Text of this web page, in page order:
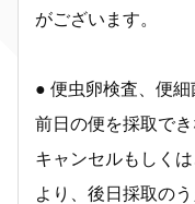
がございます。
● 便虫卵検査、便
前日の便を採取でき
キャンセルもしく
より、後日採取の